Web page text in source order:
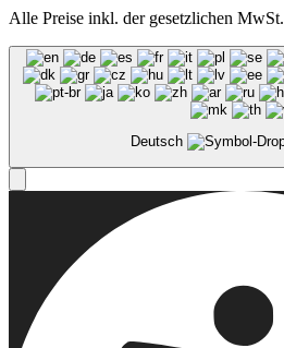
Alle Preise inkl. der gesetzlichen MwSt.
Deutsch